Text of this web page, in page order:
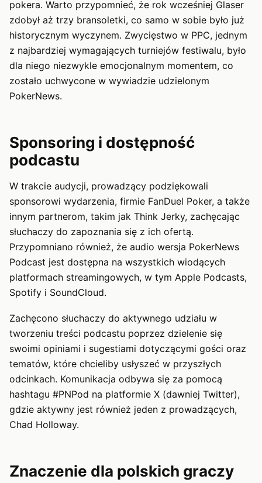
pokera. Warto przypomnieć, że rok wcześniej Glaser
zdobył aż trzy bransoletki, co samo w sobie było już
historycznym wyczynem. Zwycięstwo w PPC, jednym
z najbardziej wymagających turniejów festiwalu, było
dla niego niezwykle emocjonalnym momentem, co
zostało uchwycone w wywiadzie udzielonym
PokerNews.
Sponsoring i dostępność
podcastu
W trakcie audycji, prowadzący podziękowali
sponsorowi wydarzenia, firmie FanDuel Poker, a także
innym partnerom, takim jak Think Jerky, zachęcając
słuchaczy do zapoznania się z ich ofertą.
Przypomniano również, że audio wersja PokerNews
Podcast jest dostępna na wszystkich wiodących
platformach streamingowych, w tym Apple Podcasts,
Spotify i SoundCloud.
Zachęcono słuchaczy do aktywnego udziału w
tworzeniu treści podcastu poprzez dzielenie się
swoimi opiniami i sugestiami dotyczącymi gości oraz
tematów, które chcieliby usłyszeć w przyszłych
odcinkach. Komunikacja odbywa się za pomocą
hashtagu #PNPod na platformie X (dawniej Twitter),
gdzie aktywny jest również jeden z prowadzących,
Chad Holloway.
Znaczenie dla polskich graczy